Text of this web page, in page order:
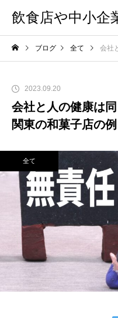
飲食店や中小企
ブログ 全て 会社
2023.09.20
会社と人の健康は
関東の和菓子店の例
全て